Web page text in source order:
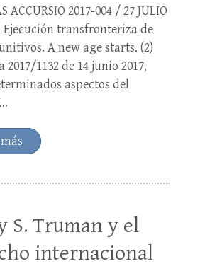
ACCURSIO 2017-004 / 27 JULIO
Ejecución transfronteriza de
A new age starts. (2)
2017/1132 de 14 junio 2017,
aspectos del
S. Truman y el
internacional